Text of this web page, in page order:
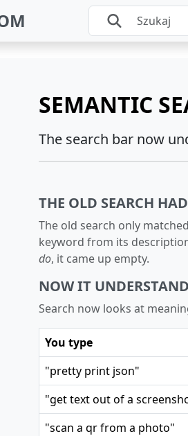
SEMANTIC
The search bar now
THE OLD SEARCH
The old search only
keyword from its
do, it came up empty.
NOW IT
Search now looks at
You type
"pretty print json"
"get text out of a
"scan a qr from a photo"